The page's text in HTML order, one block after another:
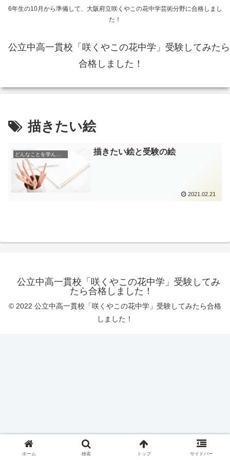
6年生の10月から準備して、大阪府立咲くやこの花中学芸術分野に合格しまし
た！
公立中高一貫校「咲くやこの花中学」受験してみたら
合格しました！
描きたい絵
描きたい絵と受験の絵
2021.02.21
公立中高一貫校「咲くやこの花中学」受験してみ
たら合格しました！
© 2022 公立中高一貫校「咲くやこの花中学」受験してみたら合格
しました！
ホーム 検索 トップ サイドバー